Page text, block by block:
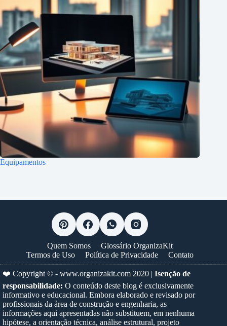
Equipamentos
Quem Somos
Glossário OrganizaKit
Termos de Uso
Política de Privacidade Contato
❤️ Copyright © - www.organizakit.com 2020 | Isenção de
responsabilidade: O conteúdo deste blog é exclusivamente
informativo e educacional. Embora elaborado e revisado por
profissionais da área de construção e engenharia, as
informações aqui apresentadas não substituem, em nenhuma
hipótese, a orientação técnica, análise estrutural, projeto